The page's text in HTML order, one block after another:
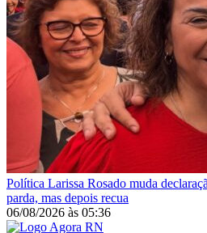
Política Larissa Rosado muda
parda, mas depois recua
06/08/2026 às 05:36